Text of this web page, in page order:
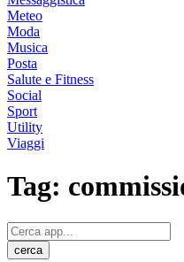
Meteo
Moda
Musica
Posta
Salute e Fitness
Social
Sport
Utility
Viaggi
Tag: